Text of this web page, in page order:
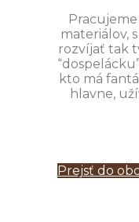
materiálov,
rozvíjať tak
kto má
hlavne,
Prejsť do